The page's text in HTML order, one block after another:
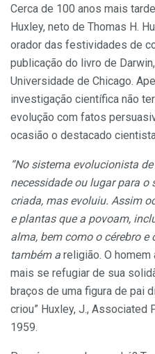
Cerca de 100 anos mais
Huxley, neto de Thomas H.
orador das festividades de
publicação do livro de
Universidade de Chicago.
investigação científica não
evolução com fatos
ocasião o destacado
“No sistema evolucionista
necessi­dade ou lugar para o
criada, mas evo­luiu. Assim
e plantas que a povoam,
alma, bem como o cérebro e
também a religião. O
mais se refugiar de sua
braços de uma figura de pai
criou” Huxley, J., Associated
1959.